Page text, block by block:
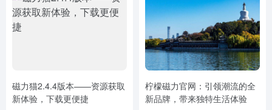
磁力猫2.4.4版本——资源获取
新体验，下载更便捷
柠檬磁力官网：引领潮流的全
新品牌，带来独特生活体验